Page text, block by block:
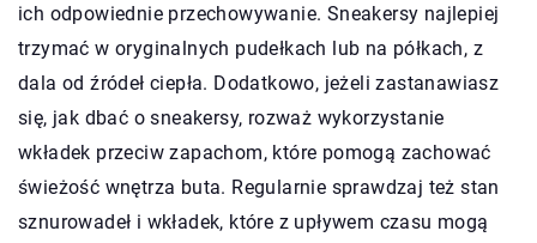
ich odpowiednie przechowywanie. Sneakersy najlepiej
trzymać w oryginalnych pudełkach lub na półkach, z
dala od źródeł ciepła. Dodatkowo, jeżeli zastanawiasz
się, jak dbać o sneakersy, rozważ wykorzystanie
wkładek przeciw zapachom, które pomogą zachować
świeżość wnętrza buta. Regularnie sprawdzaj też stan
sznurowadeł i wkładek, które z upływem czasu mogą